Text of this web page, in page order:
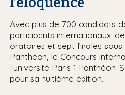
Avec plus de 700 candidats
participants internationaux,
oratoires et sept finales
Panthéon, le Concours
l’université Paris 1
pour sa huitième édition.